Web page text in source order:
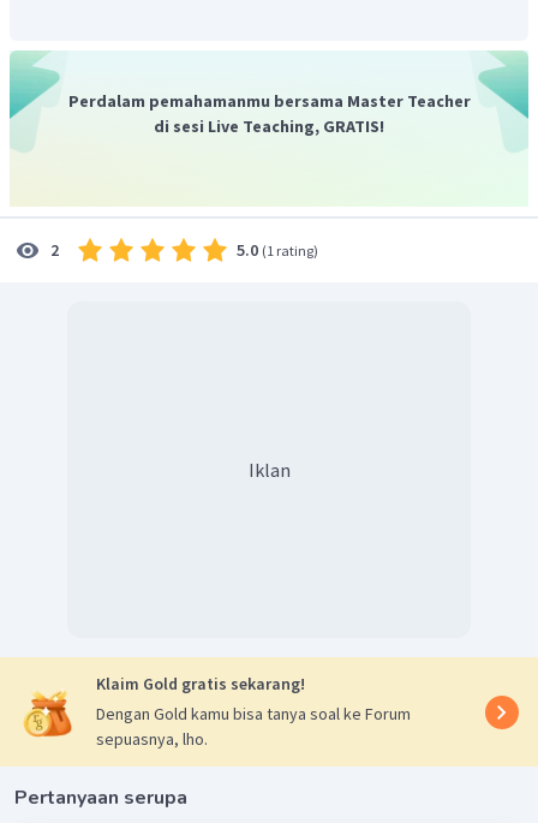
Perdalam pemahamanmu bersama Master Teacher
di sesi Live Teaching, GRATIS!
2 5.0 (1 rating)
Iklan
Klaim Gold gratis sekarang!
Dengan Gold kamu bisa tanya soal ke Forum
sepuasnya, lho.
Pertanyaan serupa